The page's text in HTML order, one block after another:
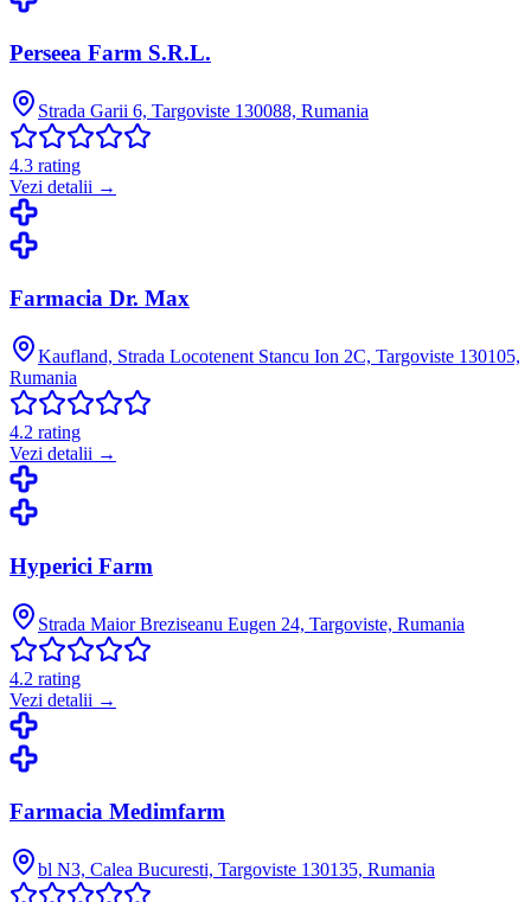
Perseea Farm S.R.L.
Strada Garii 6, Targoviste 130088, Rumania
4.3 rating
Vezi detalii →
Farmacia Dr. Max
Kaufland, Strada Locotenent Stancu Ion 2C, Targoviste 130105,
Rumania
4.2 rating
Vezi detalii →
Hyperici Farm
Strada Maior Breziseanu Eugen 24, Targoviste, Rumania
4.2 rating
Vezi detalii →
Farmacia Medimfarm
bl N3, Calea Bucuresti, Targoviste 130135, Rumania